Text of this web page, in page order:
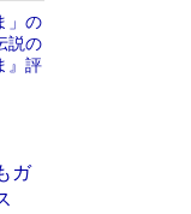
」の
説の
』評
伸
か
ガ